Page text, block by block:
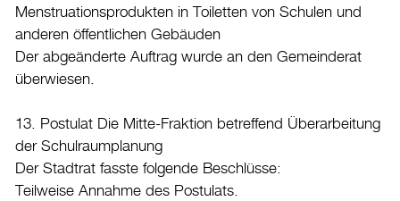
Menstruationsprodukten in Toiletten von Schulen und
anderen öffentlichen Gebäuden
Der abgeänderte Auftrag wurde an den Gemeinderat
überwiesen.
13. Postulat Die Mitte-Fraktion betreffend Überarbeitung
der Schulraumplanung
Der Stadtrat fasste folgende Beschlüsse:
Teilweise Annahme des Postulats.